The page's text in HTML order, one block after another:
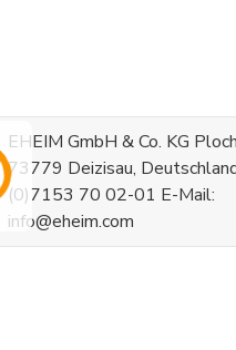
EHEIM GmbH & Co. KG
73779 Deizisau,
(0)7153 70 02-01 E-Mail:
info@eheim.com